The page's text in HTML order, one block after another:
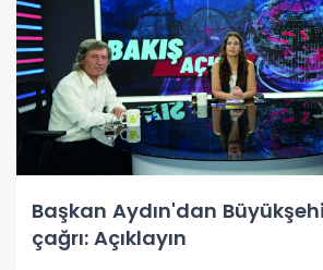
Başkan Aydın'dan
çağrı: Açıklayın